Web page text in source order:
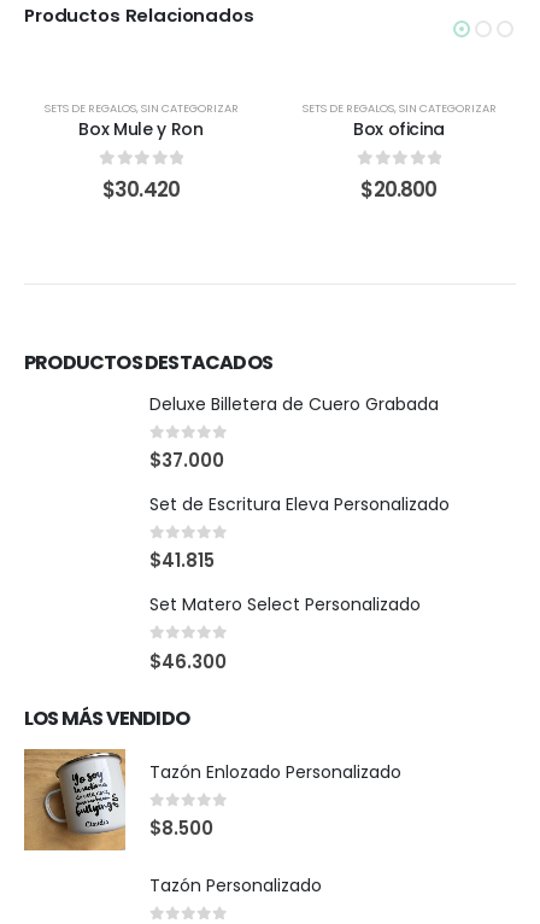
Productos Relacionados
SETS DE REGALOS,SIN CATEGORIZAR
Box Mule y Ron
0out of 5
$30.420
SETS DE REGALOS,SIN CATEGORIZAR
Box oficina
0out of 5
$20.800
PRODUCTOS DESTACADOS
Deluxe Billetera de Cuero Grabada
0 out of 5
$37.000
Set de Escritura Eleva Personalizado
0 out of 5
$41.815
Set Matero Select Personalizado
0 out of 5
$46.300
LOS MÁS VENDIDO
Tazón Enlozado Personalizado
0 out of 5
$8.500
Tazón Personalizado